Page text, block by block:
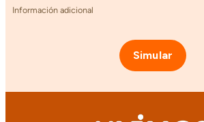
Información adicional
Simular